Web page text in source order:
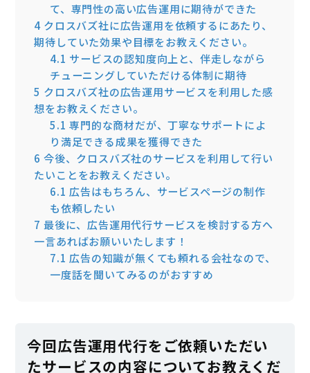
て、専門性の高い広告運用に期待ができた
4 クロスバズ社に広告運用を依頼するにあたり、
期待していた効果や目標をお教えください。
4.1 サービスの認知度向上と、伴走しながら
チューニングしていただける体制に期待
5 クロスバズ社の広告運用サービスを利用した感
想をお教えください。
5.1 専門的な商材だが、丁寧なサポートによ
り満足できる成果を獲得できた
6 今後、クロスバズ社のサービスを利用して行い
たいことをお教えください。
6.1 広告はもちろん、サービスページの制作
も依頼したい
7 最後に、広告運用代行サービスを検討する方へ
一言あればお願いいたします！
7.1 広告の知識が無くても頼れる会社なので、
一度話を聞いてみるのがおすすめ
今回広告運用代行をご依頼いただい
たサービスの内容についてお教えくだ